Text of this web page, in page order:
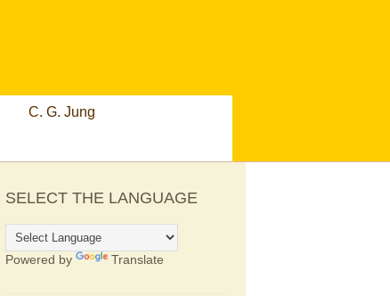
C. G. Jung
SELECT THE LANGUAGE
Powered by Translate